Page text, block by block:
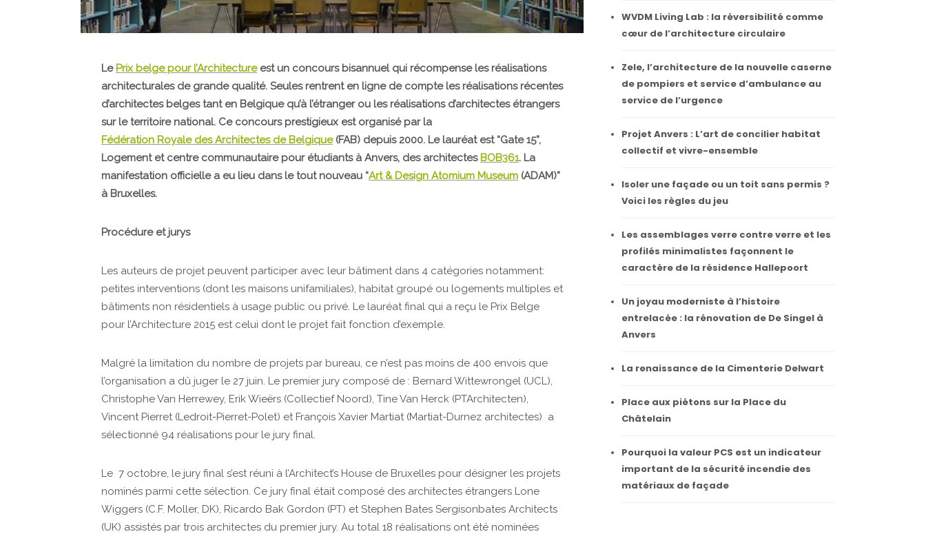
Le Prix belge pour l’Architectureest un concours bisannuel qui récompense les réalisations
architecturales de grande qualité. Seules rentrent en ligne de compte les réalisations récentes
d’architectes belges tant en Belgique qu’à l’étranger ou les réalisations d’architectes étrangers
sur le territoire national. Ce concours prestigieux est organisé par la
Fédération Royale des Architectes de Belgique(FAB) depuis 2000. Le lauréat est “Gate 15”,
Logement et centre communautaire pour étudiants à Anvers, des architectes BOB361. La
manifestation officielle a eu lieu dans le tout nouveau “Art & Design Atomium Museum (ADAM)”
à Bruxelles.
Procédure et jurys
Les auteurs de projet peuvent participer avec leur bâtiment dans 4 catégories notamment:
petites interventions (dont les maisons unifamiliales), habitat groupé ou logements multiples et
bâtiments non résidentiels à usage public ou privé. Le lauréat final qui a reçu le Prix Belge
pour l’Architecture 2015 est celui dont le projet fait fonction d’exemple.
Malgré la limitation du nombre de projets par bureau, ce n’est pas moins de 400 envois que
l’organisation a dû juger le 27 juin. Le premier jury composé de : Bernard Wittewrongel (UCL),
Christophe Van Herrewey, Erik Wieërs (Collectief Noord), Tine Van Herck (PTArchitecten),
Vincent Pierret (Ledroit-Pierret-Polet) et François Xavier Martiat (Martiat-Durnez architectes) a
sélectionné 94 réalisations pour le jury final.
Le 7 octobre, le jury final s’est réuni à l’Architect’s House de Bruxelles pour désigner les projets
nominés parmi cette sélection. Ce jury final était composé des architectes étrangers Lone
Wiggers (C.F. Moller, DK), Ricardo Bak Gordon (PT) et Stephen Bates Sergisonbates Architects
(UK) assistés par trois architectes du premier jury. Au total 18 réalisations ont été nominées
WVDM Living Lab : la réversibilité comme
cœur de l’architecture circulaire
Zele, l’architecture de la nouvelle caserne
de pompiers et service d’ambulance au
service de l’urgence
Projet Anvers : L’art de concilier habitat
collectif et vivre-ensemble
Isoler une façade ou un toit sans permis ?
Voici les règles du jeu
Les assemblages verre contre verre et les
profilés minimalistes façonnent le
caractère de la résidence Hallepoort
Un joyau moderniste à l’histoire
entrelacée : la rénovation de De Singel à
Anvers
La renaissance de la Cimenterie Delwart
Place aux piétons sur la Place du
Châtelain
Pourquoi la valeur PCS est un indicateur
important de la sécurité incendie des
matériaux de façade